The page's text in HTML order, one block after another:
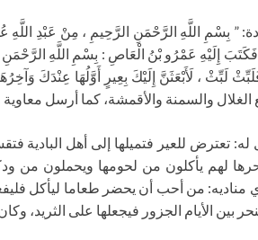
اللَّهِ الرَّحْمَنِ الرَّحِيمِ ، مِنْ عَبْدِ اللَّهِ
إِلَيْهِ عَمْرُو بْنُ الْعَاصِ : بِسْمِ اللَّهِ
، فَلَبِّثْ لَبِّثْ ، لَأَبْعَثَنَّ إِلَيْكَ بِعِيرٍ أَوَّلُهَا
والسمنة والأقمشة، كما أرسل
لهم يأكلون من لحومها ويحملون من
مناديه: من أحب أن يحضر طعاما ليأكل
بين الأيام الجزور فيجعلها على الثريد،